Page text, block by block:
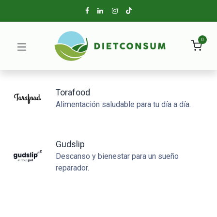
0
Torafood
Alimentación saludable para tu día a día.
Gudslip
Descanso y bienestar para un sueño
reparador.